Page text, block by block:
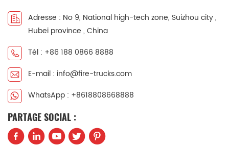
Adresse : No 9, National high-tech zone, Suizhou city ,
Hubei province , China
Tél : +86 188 0866 8888
E-mail : info@fire-trucks.com
WhatsApp : +8618808668888
PARTAGE SOCIAL :